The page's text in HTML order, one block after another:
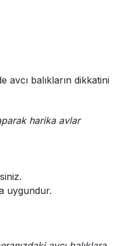
balıkların dikkatini
harika avlar
uygundur.